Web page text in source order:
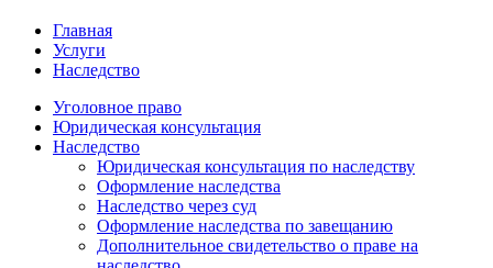
Главная
Услуги
Наследство
Уголовное право
Юридическая консультация
Наследство
Юридическая консультация по наследству
Оформление наследства
Наследство через суд
Оформление наследства по завещанию
Дополнительное свидетельство о праве на